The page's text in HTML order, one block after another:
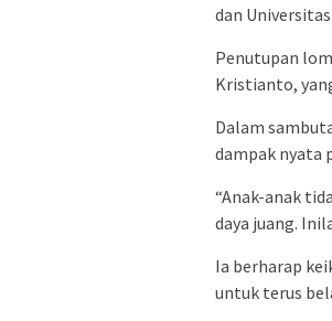
dan
Penutupan
Kristianto,
Dalam
dampak nyata
“Anak-anak
daya juang.
Ia berharap
untuk terus